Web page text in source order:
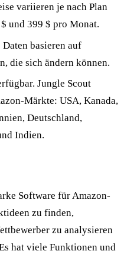
variieren je nach Plan
und 399 $ pro Monat.
basieren auf
die sich ändern können.
Jungle Scout
Märkte: USA, Kanada,
Deutschland,
Indien.
Software für Amazon-
zu finden,
zu analysieren
hat viele Funktionen und